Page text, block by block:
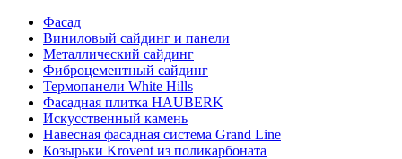
Фасад
Виниловый сайдинг и панели
Металлический сайдинг
Фиброцементный сайдинг
Термопанели White Hills
Фасадная плитка HAUBERK
Искусственный камень
Навесная фасадная система Grand Line
Козырьки Krovent из поликарбоната